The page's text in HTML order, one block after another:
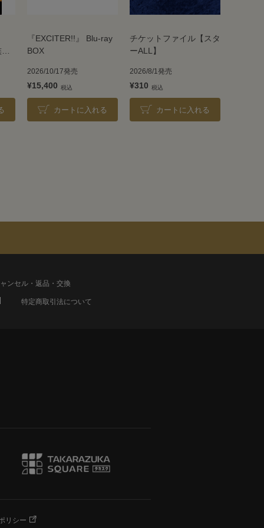
『EXCITER!!』 Blu-ray
BOX
2026/10/17発売
¥15,400
カートに入れる
チケットファイル【スタ
ーALL】
2026/8/1発売
¥310
カートに入れる
ンセル・返品・交換
特定商取引法について
リシー